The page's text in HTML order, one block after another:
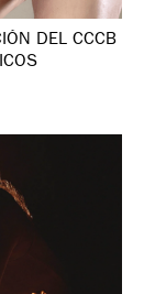
DEL CCCB